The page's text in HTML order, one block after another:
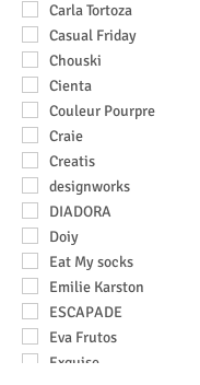
Carla Tortoza
Casual Friday
Chouski
Cienta
Couleur Pourpre
Craie
Creatis
designworks
DIADORA
Doiy
Eat My socks
Emilie Karston
ESCAPADE
Eva Frutos
Exquise